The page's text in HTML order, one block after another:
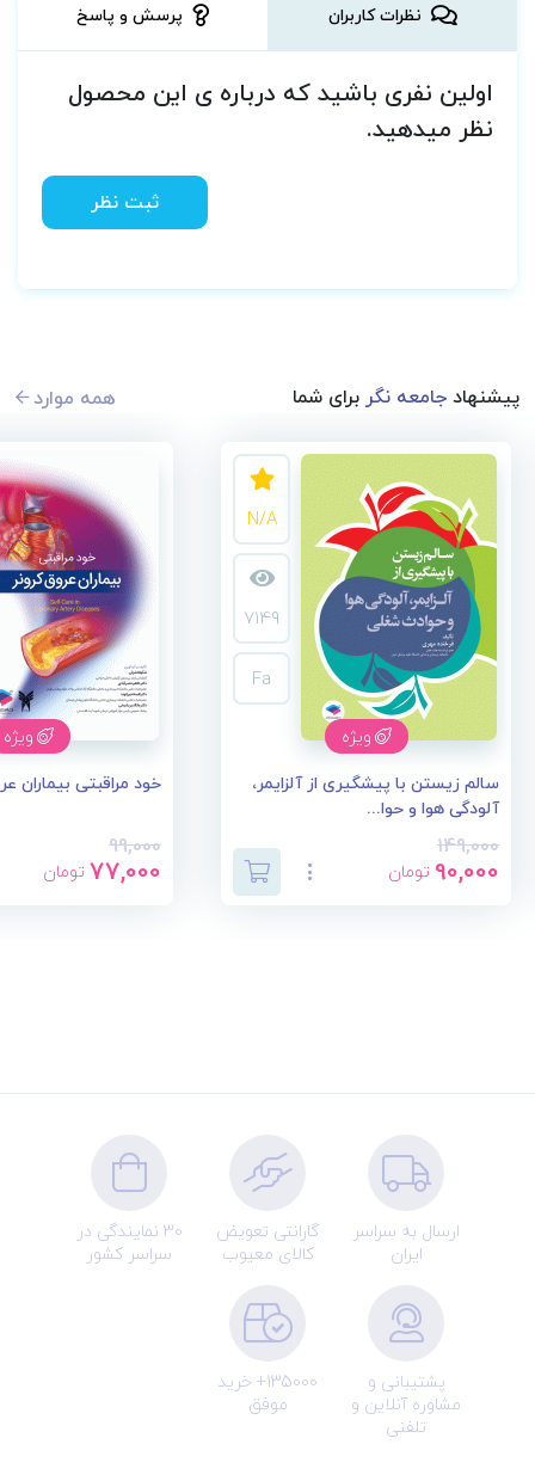
نظرات کاربران پرسش و پاسخ
اولین نفری باشید که درباره ی این محصول
نظر میدهید.
ثبت نظر
پیشنهادجامعه نگربرای شما همه موارد
ویژه
N/A
7149
Fa
سالم زیستن با پیشگیری از آلزایمر،
آلودگی هوا و حوا...
149,000
90,000 تومان
ویژه
خود مراقبتی بیماران
99,000
77,000 تومان
ارسال به سراسر
ایران
گارانتی تعویض
کالای معیوب
30 نمایندگی در
سراسر کشور
پشتیبانی و
مشاوره آنلاین و
تلفنی
135000+ خرید
موفق